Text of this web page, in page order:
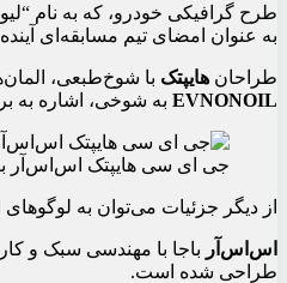
طرح گرافیکی خودرو، که به نام “لیوری”
به عنوان امضای تیم مسابقه‌ای آینده
طراحان هایپتک با شوخ‌طبعی،
EVNONOIL به شوخی، اشاره به
جی‌ ای‌ سی هایپتک اس‌اس‌آر
از دیگر جزئیات می‌توان به لوگوهای الهام‌گرفته از
اس‌اس‌آر باجا با مهندسی سبک و
طراحی شده است.